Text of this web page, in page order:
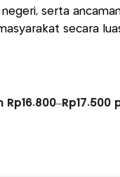
serta
secara